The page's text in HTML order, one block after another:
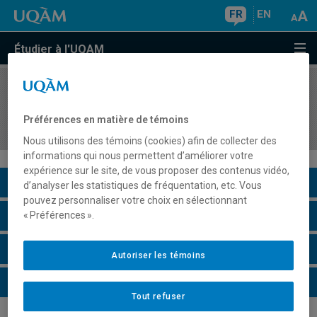
FR EN
Étudier à l'UQAM
COURS//
en lecture-écriture ou en mathématiques
Description du cours
Horaire - Été 2026
Horaire - Automne 2026
Horaire - Hiver 2027
Préférences en matière de témoins
Nous utilisons des témoins (cookies) afin de collecter des
informations qui nous permettent d’améliorer votre
expérience sur le site, de vous proposer des contenus vidéo,
d’analyser les statistiques de fréquentation, etc. Vous
pouvez personnaliser votre choix en sélectionnant
« Préférences ».
Tout refuser
Autoriser les témoins